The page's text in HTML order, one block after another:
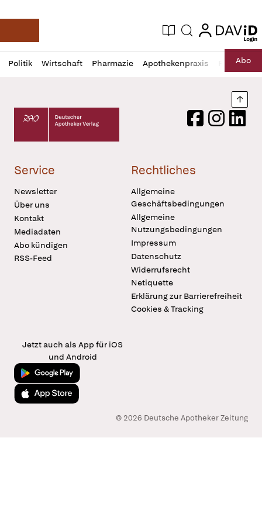
Deutsche Apotheker Zeitung
Aktuelle Ausgabe
Suche login
login
Politik Wirtschaft Pharmazie Apothekenpraxis RechtAbo
Profil
öffnen
Daz
Pur
Deutscher Apotheker Verlag Logo
FacebookInstagram
Service
Newsletter
Über uns
Kontakt
Mediadaten
Abo kündigen
RSS-Feed
Rechtliches
Allgemeine
Geschäftsbedingungen
Allgemeine
Nutzungsbedingungen
Impressum
Datenschutz
Widerrufsrecht
Netiquette
Erklärung zur Barrierefreiheit
Cookies & Tracking
Jetzt auch als App für iOS
und Android
Jetzt bei Google Play
Laden im App Store
© 2026 Deutsche Apotheker Zeitung